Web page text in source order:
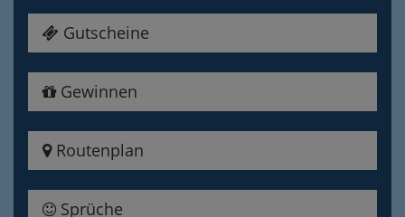
Gutscheine
Gewinnen
Routenplan
Sprüche